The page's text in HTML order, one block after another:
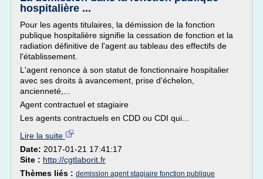
hospitalière ...
Pour les agents titulaires, la démission de la fonction
publique hospitalière signifie la cessation de fonction et la
radiation définitive de l'agent au tableau des effectifs de
l'établissement.
L'agent renonce à son statut de fonctionnaire hospitalier
avec ses droits à avancement, prise d'échelon,
ancienneté,...
Agent contractuel et stagiaire
Les agents contractuels en CDD ou CDI qui...
Lire la suite
Date: 2017-01-21 17:41:17
Site : http://cgtlaborit.fr
Thèmes liés : demission agent stagiaire fonction publique